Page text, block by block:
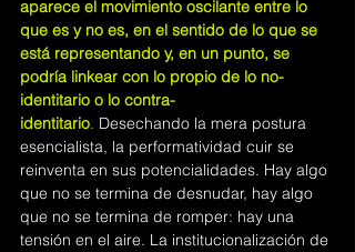
aparece el movimiento oscilante entre lo
que es y no es, en el sentido de lo que se
está representando y, en un punto, se
podría linkear con lo propio de lo no-
identitario o lo contra-
identitario. Desechando la mera postura
esencialista, la performatividad cuir se
reinventa en sus potencialidades. Hay algo
que no se termina de desnudar, hay algo
que no se termina de romper: hay una
tensión en el aire. La institucionalización de